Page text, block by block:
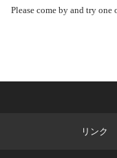
Please come by and try one
リンク